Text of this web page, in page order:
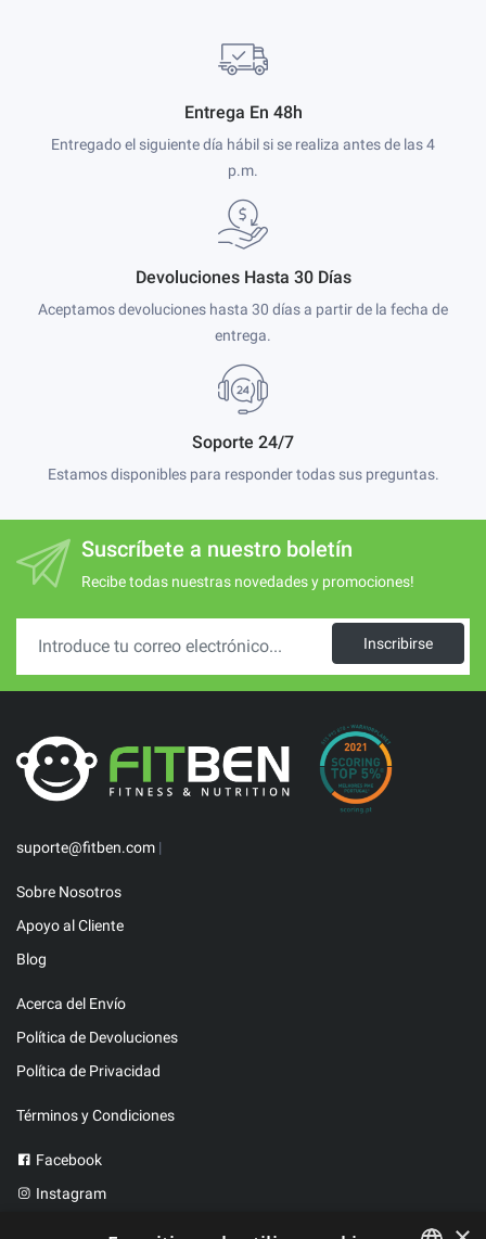
Entrega En 48h
Entregado el siguiente día hábil si se realiza antes de las 4
p.m.
Devoluciones Hasta 30 Días
Aceptamos devoluciones hasta 30 días a partir de la fecha de
entrega.
Soporte 24/7
Estamos disponibles para responder todas sus preguntas.
Suscríbete a nuestro boletín
Recibe todas nuestras novedades y promociones!
Inscribirse
suporte@fitben.com |
Sobre Nosotros
Apoyo al Cliente
Blog
Acerca del Envío
Política de Devoluciones
Política de Privacidad
Términos y Condiciones
Facebook
Instagram